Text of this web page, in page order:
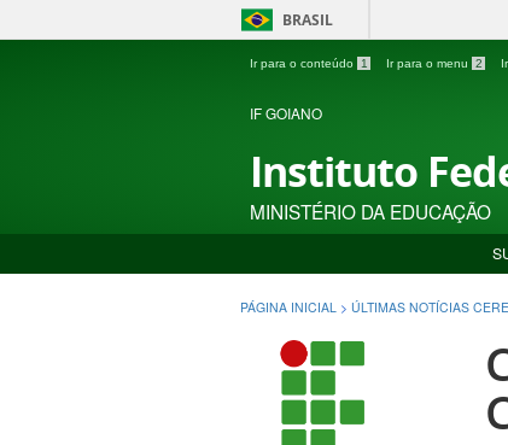
BRASIL
Ir para o conteúdo 1 Ir para o menu 2
IF GOIANO
Instituto
MINISTÉRIO DA EDUCAÇÃO
PÁGINA INICIAL > ÚLTIMAS NOTÍCIAS